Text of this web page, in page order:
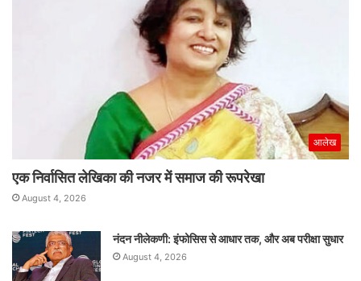
आलेख
एक निर्वासित लेखिका की नजर में समाज की रूपरेखा
August 4, 2026
नंदन नीलेकणी: इंफोसिस से आधार तक, और अब परीक्षा सुधार
August 4, 2026